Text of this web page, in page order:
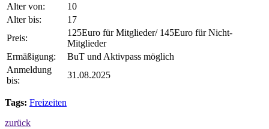
Alter von:
10
Alter bis:
17
Preis:
125Euro für Mitglieder/ 145Euro für Nicht-
Mitglieder
Ermäßigung:
BuT und Aktivpass möglich
Anmeldung
bis:
31.08.2025
Tags: Freizeiten
zurück